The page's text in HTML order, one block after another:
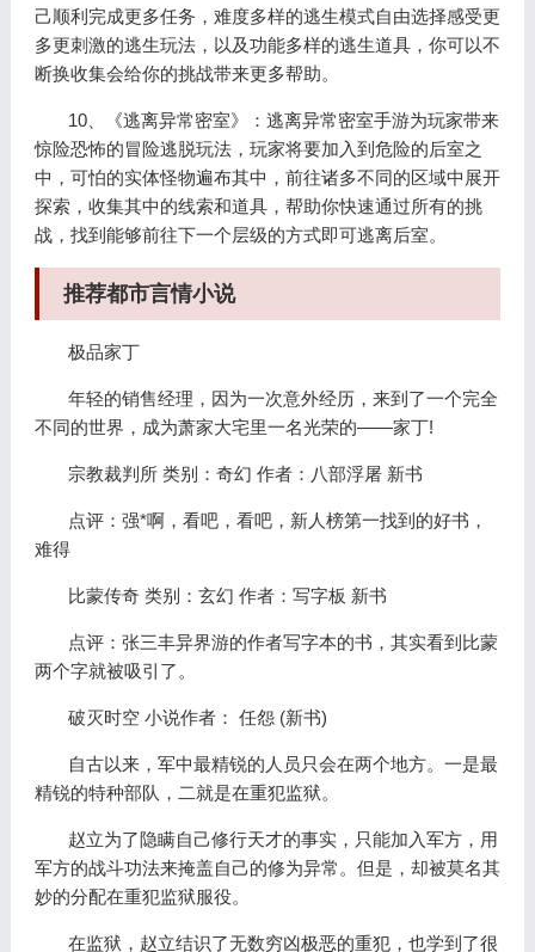
己顺利完成更多任务，难度多样的逃生模式自由选择感受更
多更刺激的逃生玩法，以及功能多样的逃生道具，你可以不
断换收集会给你的挑战带来更多帮助。
10、《逃离异常密室》：逃离异常密室手游为玩家带来
惊险恐怖的冒险逃脱玩法，玩家将要加入到危险的后室之
中，可怕的实体怪物遍布其中，前往诸多不同的区域中展开
探索，收集其中的线索和道具，帮助你快速通过所有的挑
战，找到能够前往下一个层级的方式即可逃离后室。
推荐都市言情小说
极品家丁
年轻的销售经理，因为一次意外经历，来到了一个完全
不同的世界，成为萧家大宅里一名光荣的——家丁!
宗教裁判所 类别：奇幻 作者：八部浮屠 新书
点评：强*啊，看吧，看吧，新人榜第一找到的好书，
难得
比蒙传奇 类别：玄幻 作者：写字板 新书
点评：张三丰异界游的作者写字本的书，其实看到比蒙
两个字就被吸引了。
破灭时空 小说作者： 任怨 (新书)
自古以来，军中最精锐的人员只会在两个地方。一是最
精锐的特种部队，二就是在重犯监狱。
赵立为了隐瞒自己修行天才的事实，只能加入军方，用
军方的战斗功法来掩盖自己的修为异常。但是，却被莫名其
妙的分配在重犯监狱服役。
在监狱，赵立结识了无数穷凶极恶的重犯，也学到了很